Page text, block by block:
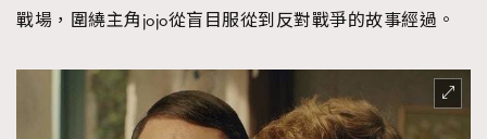
戰場，圍繞主角jojo從盲目服從到反對戰爭的故事經過。